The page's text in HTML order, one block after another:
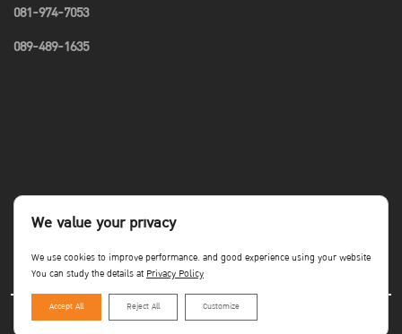
081-974-7053
089-489-1635
Copyright©Faculty of Economics KU
We value your privacy
We use cookies to improve performance. and good experience using your website
You can study the details atPrivacy Policy
Accept All Reject All Customize